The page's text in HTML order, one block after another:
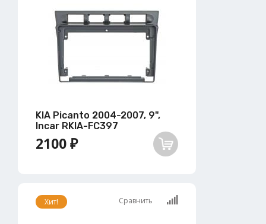
KIA Picanto 2004-2007, 9",
Incar RKIA-FC397
2100 ₽
Хит! Сравнить